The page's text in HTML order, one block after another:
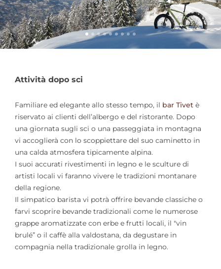
Attività dopo sci
Familiare ed elegante allo stesso tempo, il bar Tivet è
riservato ai clienti dell’albergo e del ristorante. Dopo
una giornata sugli sci o una passeggiata in montagna
vi accoglierà con lo scoppiettare del suo caminetto in
una calda atmosfera tipicamente alpina.
I suoi accurati rivestimenti in legno e le sculture di
artisti locali vi faranno vivere le tradizioni montanare
della regione.
Il simpatico barista vi potrà offrire bevande classiche o
farvi scoprire bevande tradizionali come le numerose
grappe aromatizzate con erbe e frutti locali, il "vin
brulé” o il caffè alla valdostana, da degustare in
compagnia nella tradizionale grolla in legno.